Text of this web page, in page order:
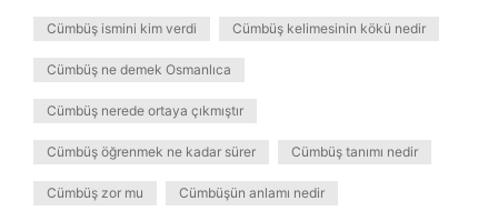
Cümbüş ismini kim verdi Cümbüş kelimesinin kökü nedir
Cümbüş ne demek Osmanlıca
Cümbüş nerede ortaya çıkmıştır
Cümbüş öğrenmek ne kadar sürer Cümbüş tanımı nedir
Cümbüş zor mu Cümbüşün anlamı nedir